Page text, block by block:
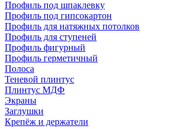
Профиль под шпаклевку
Профиль под гипсокартон
Профиль для натяжных потолков
Профиль для ступеней
Профиль фигурный
Профиль герметичный
Полоса
Теневой плинтус
Плинтус МДФ
Экраны
Заглушки
Крепёж и держатели